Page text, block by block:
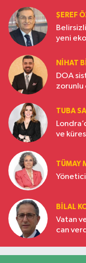
ŞEREF
yeni
NIHAT
DOA
zorunlu
TUBA
ve
TÜMAY
BILAL
Vatan
can